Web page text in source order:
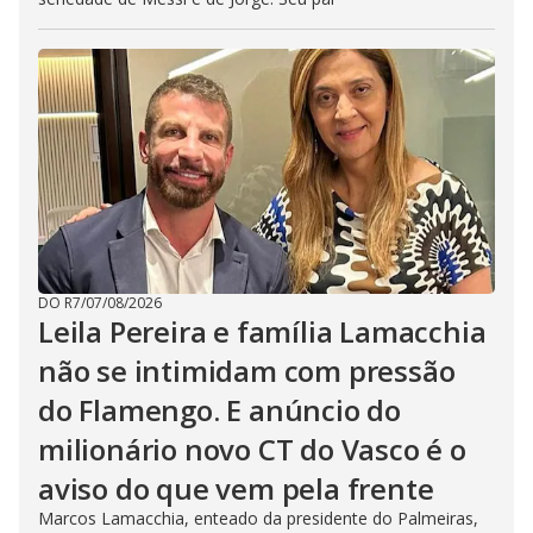
DO R7/07/08/2026
Leila Pereira e família Lamacchia
não se intimidam com pressão
do Flamengo. E anúncio do
milionário novo CT do Vasco é o
aviso do que vem pela frente
Marcos Lamacchia, enteado da presidente do Palmeiras,